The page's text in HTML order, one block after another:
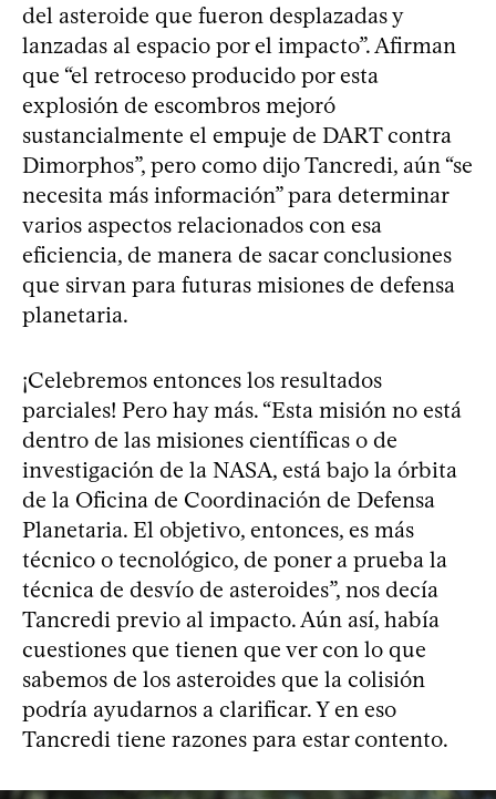
del asteroide que fueron desplazadas y
lanzadas al espacio por el impacto”. Afirman
que “el retroceso producido por esta
explosión de escombros mejoró
sustancialmente el empuje de DART contra
Dimorphos”, pero como dijo Tancredi, aún “se
necesita más información” para determinar
varios aspectos relacionados con esa
eficiencia, de manera de sacar conclusiones
que sirvan para futuras misiones de defensa
planetaria.
¡Celebremos entonces los resultados
parciales! Pero hay más. “Esta misión no está
dentro de las misiones científicas o de
investigación de la NASA, está bajo la órbita
de la Oficina de Coordinación de Defensa
Planetaria. El objetivo, entonces, es más
técnico o tecnológico, de poner a prueba la
técnica de desvío de asteroides”, nos decía
Tancredi previo al impacto. Aún así, había
cuestiones que tienen que ver con lo que
sabemos de los asteroides que la colisión
podría ayudarnos a clarificar. Y en eso
Tancredi tiene razones para estar contento.